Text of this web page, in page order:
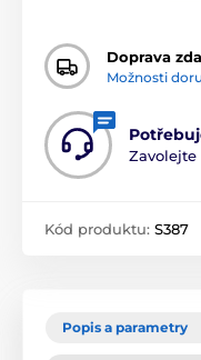
Doprava
Možnosti
Zavolejte
Kód produktu: S387
Popis a parametry